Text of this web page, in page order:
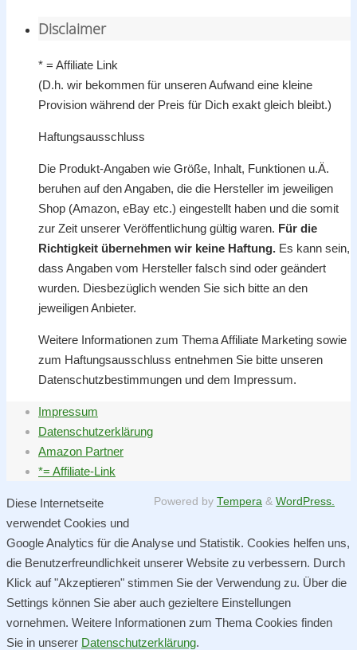
Disclaimer
* = Affiliate Link
(D.h. wir bekommen für unseren Aufwand eine kleine
Provision während der Preis für Dich exakt gleich bleibt.)
Haftungsausschluss
Die Produkt-Angaben wie Größe, Inhalt, Funktionen u.Ä.
beruhen auf den Angaben, die die Hersteller im jeweiligen
Shop (Amazon, eBay etc.) eingestellt haben und die somit
zur Zeit unserer Veröffentlichung gültig waren. Für die
Richtigkeit übernehmen wir keine Haftung. Es kann sein,
dass Angaben vom Hersteller falsch sind oder geändert
wurden. Diesbezüglich wenden Sie sich bitte an den
jeweiligen Anbieter.
Weitere Informationen zum Thema Affiliate Marketing sowie
zum Haftungsausschluss entnehmen Sie bitte unseren
Datenschutzbestimmungen und dem Impressum.
Impressum
Datenschutzerklärung
Amazon Partner
*= Affiliate-Link
Powered by Tempera & WordPress.
Diese Internetseite
verwendet Cookies und
Google Analytics für die Analyse und Statistik. Cookies helfen uns,
die Benutzerfreundlichkeit unserer Website zu verbessern. Durch
Klick auf "Akzeptieren" stimmen Sie der Verwendung zu. Über die
Settings können Sie aber auch gezieltere Einstellungen
vornehmen. Weitere Informationen zum Thema Cookies finden
Sie in unserer Datenschutzerklärung.